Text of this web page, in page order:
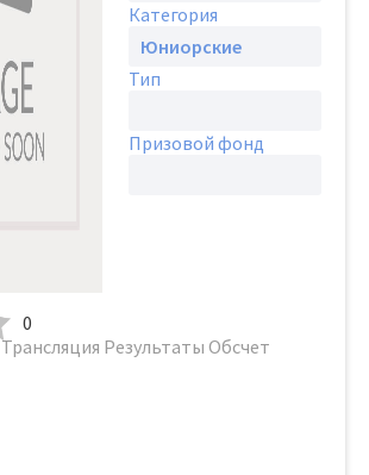
0
Трансляция Результаты Обсчет
Категория
Тип
Призовой фонд